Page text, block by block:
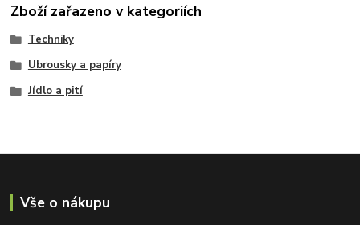
Zboží zařazeno v kategoriích
Techniky
Ubrousky a papíry
Jídlo a pití
Vše o nákupu